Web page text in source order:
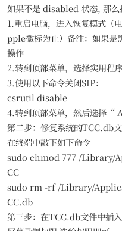
如果不是 disabled 状态, 那么
1.重启电脑，进入恢复模式（
pple徽标为止）备注：如果是
操作
2.转到顶部菜单，选择实用程
3.使用以下命令关闭SIP：
csrutil disable
4.转到顶部菜单，然后选择“
第二步：修复系统的TCC.db
在终端中敲下如下命令
sudo chmod 777 /Library/
CC
sudo rm -rf /Library/
CC.db
第三步：在TCC.db文件中插